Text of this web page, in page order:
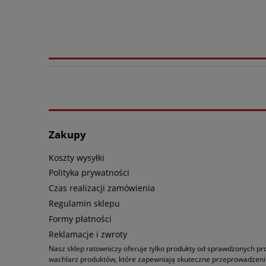
Zakupy
Koszty wysyłki
Polityka prywatności
Czas realizacji zamówienia
Regulamin sklepu
Formy płatności
Reklamacje i zwroty
Nasz sklep ratowniczy oferuje tylko produkty od sprawdzonych
wachlarz produktów, które zapewniają skuteczne